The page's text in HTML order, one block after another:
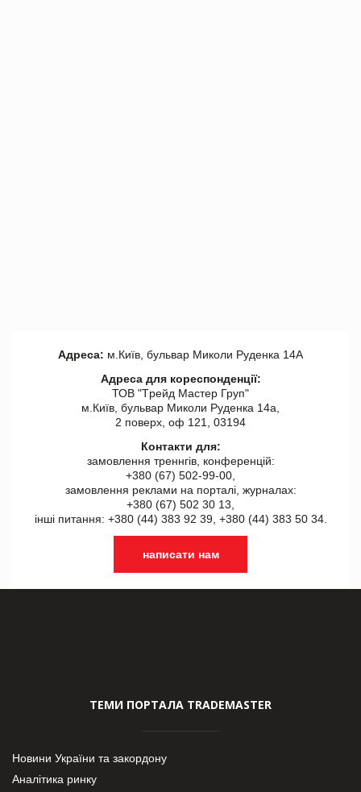
Адреса: м.Київ, бульвар Миколи Руденка 14А
Адреса для кореспонденції:
ТОВ "Tрейд Мастер Груп"
м.Київ, бульвар Миколи Руденка 14а,
2 поверх, оф 121, 03194
Контакти для:
замовлення треннгів, конференцій:
+380 (67) 502-99-00,
замовлення реклами на порталі, журналах:
+380 (67) 502 30 13,
інші питання: +380 (44) 383 92 39, +380 (44) 383 50 34.
написати нам
ТЕМИ ПОРТАЛА TRADEMASTER
Новини України та закордону
Аналітика ринку